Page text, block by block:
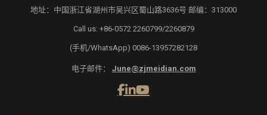
地址：中国浙江省湖州市吴兴区蜀山路3636号 邮编：313000
Call us: +86-0572 2260799/2260879
(手机/WhatsApp) 0086-13957282128
电子邮件： June@zjmeidian.com